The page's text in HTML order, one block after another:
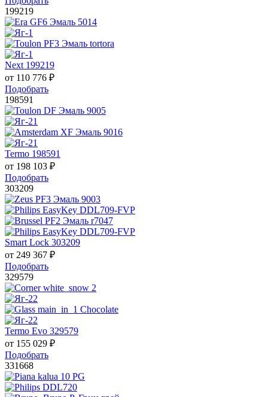
199219
Next 199219
от 110 776 ₽
Подобрать
198591
Termo 198591
от 198 103 ₽
Подобрать
303209
Smart Lock 303209
от 249 367 ₽
Подобрать
329579
Termo Evo 329579
от 155 029 ₽
Подобрать
331668